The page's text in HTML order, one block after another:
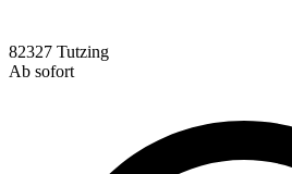
82327 Tutzing
Ab sofort